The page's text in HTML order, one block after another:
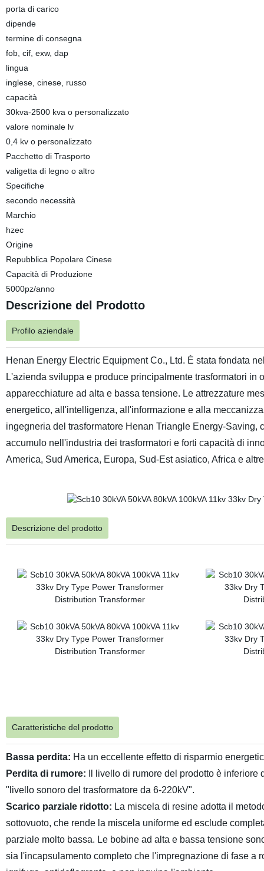
porta di carico
dipende
termine di consegna
fob, cif, exw, dap
lingua
inglese, cinese, russo
capacità
30kva-2500 kva o personalizzato
valore nominale lv
0,4 kv o personalizzato
Pacchetto di Trasporto
valigetta di legno o altro
Specifiche
secondo necessità
Marchio
hzec
Origine
Repubblica Popolare Cinese
Capacità di Produzione
5000pz/anno
Descrizione del Prodotto
Profilo aziendale
Henan Energy Electric Equipment Co., Ltd. È stata fondata
L'azienda sviluppa e produce principalmente trasformatori
apparecchiature ad alta e bassa tensione. Le attrezzature
energetico, all'intelligenza, all'informazione e alla
ingegneria del trasformatore Henan Triangle Energy-
accumulo nell'industria dei trasformatori e forti capacità di
America, Sud America, Europa, Sud-Est asiatico, Africa e
Descrizione del prodotto
Caratteristiche del prodotto
Bassa perdita: Ha un eccellente effetto di risparmio
Perdita di rumore: Il livello di rumore del prodotto è
"livello sonoro del trasformatore da 6-220kV".
Scarico parziale ridotto: La miscela di resine adotta il
sottovuoto, che rende la miscela uniforme ed esclude
parziale molto bassa. Le bobine ad alta e bassa tensione
sia l'incapsulamento completo che l'impregnazione di fase a